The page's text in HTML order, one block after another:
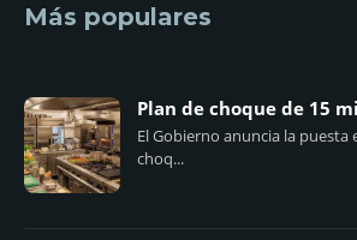
Más populares
Plan de choque de 15
El Gobierno anuncia la puesta
choq...